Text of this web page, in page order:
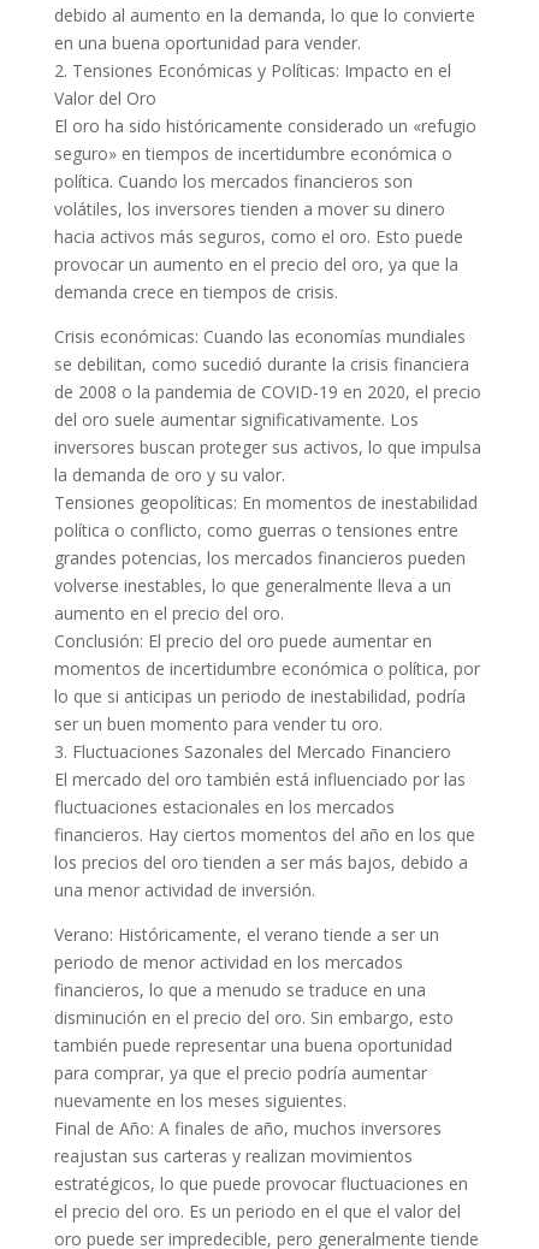
debido al aumento en la demanda, lo que lo convierte
en una buena oportunidad para vender.
2. Tensiones Económicas y Políticas: Impacto en el
Valor del Oro
El oro ha sido históricamente considerado un «refugio
seguro» en tiempos de incertidumbre económica o
política. Cuando los mercados financieros son
volátiles, los inversores tienden a mover su dinero
hacia activos más seguros, como el oro. Esto puede
provocar un aumento en el precio del oro, ya que la
demanda crece en tiempos de crisis.
Crisis económicas: Cuando las economías mundiales
se debilitan, como sucedió durante la crisis financiera
de 2008 o la pandemia de COVID-19 en 2020, el precio
del oro suele aumentar significativamente. Los
inversores buscan proteger sus activos, lo que impulsa
la demanda de oro y su valor.
Tensiones geopolíticas: En momentos de inestabilidad
política o conflicto, como guerras o tensiones entre
grandes potencias, los mercados financieros pueden
volverse inestables, lo que generalmente lleva a un
aumento en el precio del oro.
Conclusión: El precio del oro puede aumentar en
momentos de incertidumbre económica o política, por
lo que si anticipas un periodo de inestabilidad, podría
ser un buen momento para vender tu oro.
3. Fluctuaciones Sazonales del Mercado Financiero
El mercado del oro también está influenciado por las
fluctuaciones estacionales en los mercados
financieros. Hay ciertos momentos del año en los que
los precios del oro tienden a ser más bajos, debido a
una menor actividad de inversión.
Verano: Históricamente, el verano tiende a ser un
periodo de menor actividad en los mercados
financieros, lo que a menudo se traduce en una
disminución en el precio del oro. Sin embargo, esto
también puede representar una buena oportunidad
para comprar, ya que el precio podría aumentar
nuevamente en los meses siguientes.
Final de Año: A finales de año, muchos inversores
reajustan sus carteras y realizan movimientos
estratégicos, lo que puede provocar fluctuaciones en
el precio del oro. Es un periodo en el que el valor del
oro puede ser impredecible, pero generalmente tiende